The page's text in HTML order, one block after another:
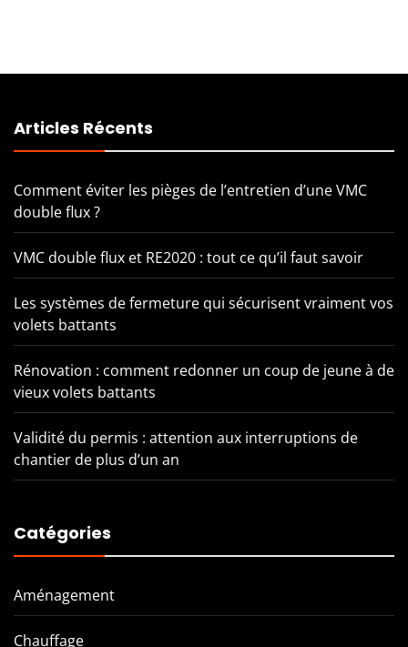
Articles Récents
Comment éviter les pièges de l’entretien d’une VMC
double flux ?
VMC double flux et RE2020 : tout ce qu’il faut savoir
Les systèmes de fermeture qui sécurisent vraiment vos
volets battants
Rénovation : comment redonner un coup de jeune à de
vieux volets battants
Validité du permis : attention aux interruptions de
chantier de plus d’un an
Catégories
Aménagement
Chauffage